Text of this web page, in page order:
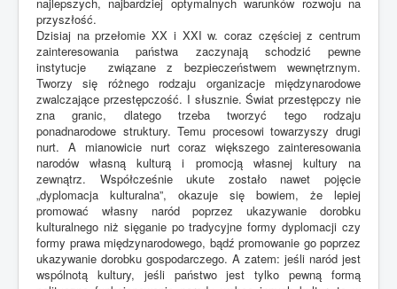
przyszłość.
Dzisiaj na przełomie XX i XXI w. coraz częściej z centrum
zainteresowania państwa zaczynają schodzić pewne
instytucje związane z bezpieczeństwem wewnętrznym.
Tworzy się różnego rodzaju organizacje międzynarodowe
zwalczające przestępczość. I słusznie. Świat przestępczy nie
zna granic, dlatego trzeba tworzyć tego rodzaju
ponadnarodowe struktury. Temu procesowi towarzyszy drugi
nurt. A mianowicie nurt coraz większego zainteresowania
narodów własną kulturą i promocją własnej kultury na
zewnątrz. Współcześnie ukute zostało nawet pojęcie
„dyplomacja kulturalna”, okazuje się bowiem, że lepiej
promować własny naród poprzez ukazywanie dorobku
kulturalnego niż sięganie po tradycyjne formy dyplomacji czy
formy prawa międzynarodowego, bądź promowanie go poprzez
ukazywanie dorobku gospodarczego. A zatem: jeśli naród jest
wspólnotą kultury, jeśli państwo jest tylko pewną formą